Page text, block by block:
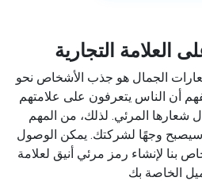
العلامة التجارية
الجمال هو جذب الأشخاص نحو
أن الناس يتعرفون على علامتهم
شعارها المرئي. لذلك، من المهم
سيصبح وجهًا لشركتك. يمكن الوصول
بنا لإنشاء رمز مرئي أنيق لعلامة